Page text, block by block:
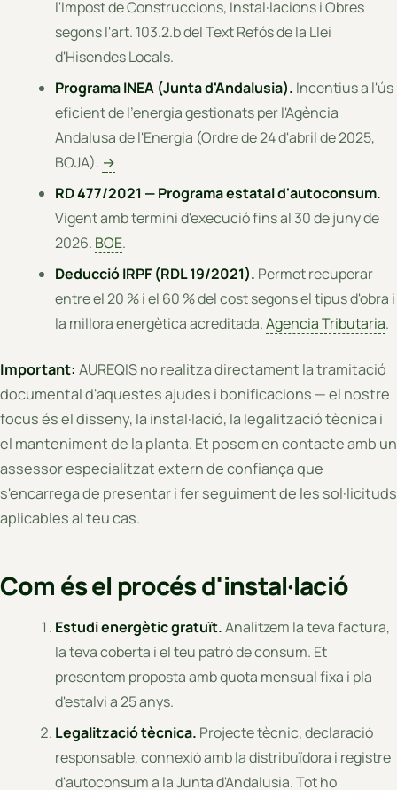
l'Impost de Construccions, Instal·lacions i Obres
segons l'art. 103.2.b del Text Refós de la Llei
d'Hisendes Locals.
Programa INEA (Junta d'Andalusia). Incentius a l'ús
eficient de l'energia gestionats per l'Agència
Andalusa de l'Energia (Ordre de 24 d'abril de 2025,
BOJA). →
RD 477/2021 — Programa estatal d'autoconsum.
Vigent amb termini d'execució fins al 30 de juny de
2026. BOE.
Deducció IRPF (RDL 19/2021). Permet recuperar
entre el 20 % i el 60 % del cost segons el tipus d'obra i
la millora energètica acreditada.Agencia Tributaria.
Important: AUREQIS no realitza directament la tramitació
documental d'aquestes ajudes i bonificacions — el nostre
focus és el disseny, la instal·lació, la legalització tècnica i
el manteniment de la planta. Et posem en contacte amb un
assessor especialitzat extern de confiança que
s'encarrega de presentar i fer seguiment de les sol·licituds
aplicables al teu cas.
Com és el procés d'instal·lació
Estudi energètic gratuït.Analitzem la teva factura,
la teva coberta i el teu patró de consum. Et
presentem proposta amb quota mensual fixa i pla
d'estalvi a 25 anys.
Legalització tècnica. Projecte tècnic, declaració
responsable, connexió amb la distribuïdora i registre
d'autoconsum a la Junta d'Andalusia. Tot ho